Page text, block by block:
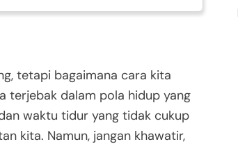
tetapi bagaimana cara kita
terjebak dalam pola hidup yang
waktu tidur yang tidak cukup
kita. Namun, jangan khawatir,